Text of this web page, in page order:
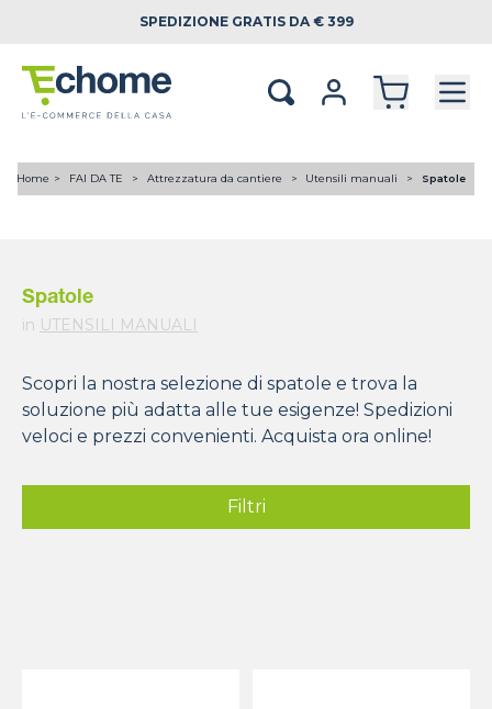
SPEDIZIONE GRATIS DA € 399
Home FAI DA TE Attrezzatura da cantiere Utensili manuali Spatole
Spatole
in UTENSILI MANUALI
Scopri la nostra selezione di spatole e trova la
soluzione più adatta alle tue esigenze! Spedizioni
veloci e prezzi convenienti. Acquista ora online!
Filtri